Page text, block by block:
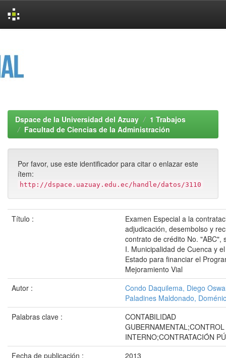
Dspace de la Universidad del Azuay
1 Trabajos
Facultad de Ciencias de la Administración
Por favor, use este identificador para citar o enlazar este
ítem:
http://dspace.uazuay.edu.ec/handle/datos/3110
Título :
Examen Especial a la
adjudicación, desembolso y
contrato de crédito No. "ABC",
I. Municipalidad de Cuenca y
Estado para financiar el
Mejoramiento Vial
Autor :
Condo Daquilema, Diego
Paladines Maldonado,
Palabras clave :
CONTABILIDAD
GUBERNAMENTAL;CONTROL
INTERNO;CONTRATACIÓN
Fecha de publicación :
2013